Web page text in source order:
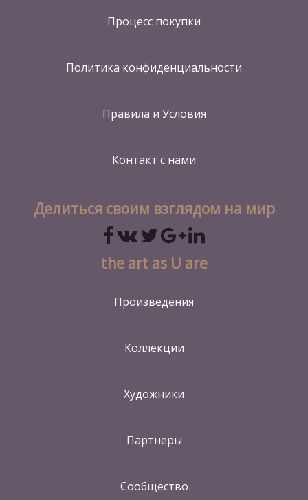
Процесс покупки
Политика конфиденциальности
Правила и Условия
Контакт с нами
Делиться своим взглядом на мир
the art as U are
Произведения
Коллекции
Художники
Партнеры
Сообщество